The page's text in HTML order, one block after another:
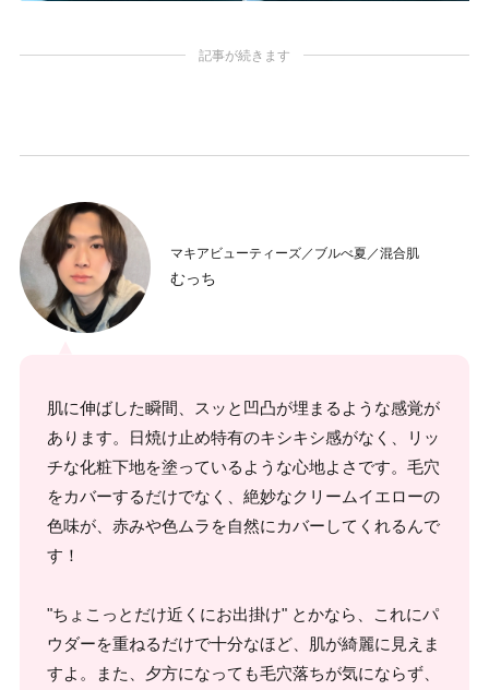
記事が続きます
マキアビューティーズ／ブルべ夏／混合肌
むっち
肌に伸ばした瞬間、スッと凹凸が埋まるような感覚が
あります。日焼け止め特有のキシキシ感がなく、リッ
チな化粧下地を塗っているような心地よさです。毛穴
をカバーするだけでなく、絶妙なクリームイエローの
色味が、赤みや色ムラを自然にカバーしてくれるんで
す！
"ちょこっとだけ近くにお出掛け" とかなら、これにパ
ウダーを重ねるだけで十分なほど、肌が綺麗に見えま
すよ。また、夕方になっても毛穴落ちが気にならず、